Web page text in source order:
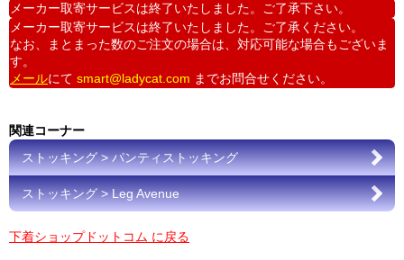
メーカー取寄サービスは終了いたしました。ご了承下さい。
メーカー取寄サービスは終了いたしました。ご了承ください。
なお、まとまった数のご注文の場合は、対応可能な場合もございま
す。
メールにて smart@ladycat.com までお問合せください。
関連コーナー
ストッキング > パンティストッキング
ストッキング > Leg Avenue
下着ショップドットコム に戻る